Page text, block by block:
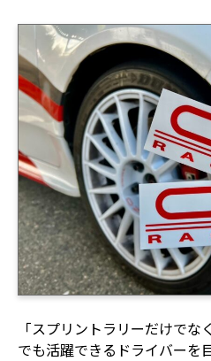
「スプリントラリーだけで
でも活躍できるドライバーを